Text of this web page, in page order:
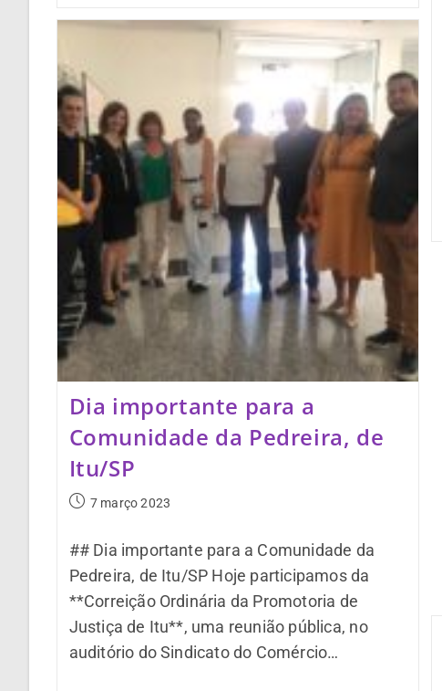
Dia importante para a
Comunidade da Pedreira, de
Itu/SP
7 março 2023
## Dia importante para a Comunidade da
Pedreira, de Itu/SP Hoje participamos da
**Correição Ordinária da Promotoria de
Justiça de Itu**, uma reunião pública, no
auditório do Sindicato do Comércio…